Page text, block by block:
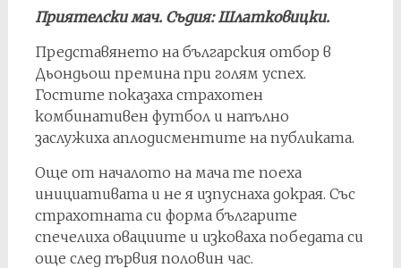
Приятелски мач. Съдия: Шлатковицки.
Представянето на българския отбор в
Дьондьош премина при голям успех.
Гостите показаха страхотен
комбинативен футбол и напълно
заслужиха аплодисментите на публиката.
Още от началото на мача те поеха
инициативата и не я изпуснаха докрая. Със
страхотната си форма българите
спечелиха овациите и изковаха победата си
още след първия половин час.